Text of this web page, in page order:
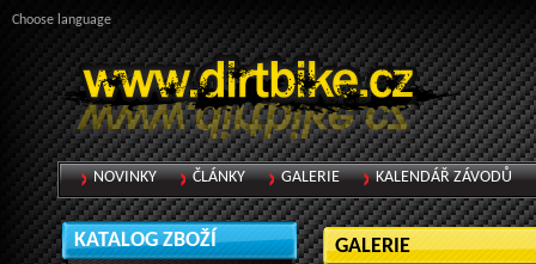
GALERIE
KATALOG ZBOŽÍ
NOVINKY ČLÁNKY GALERIE KALENDÁŘ ZÁVODŮ
Choose language